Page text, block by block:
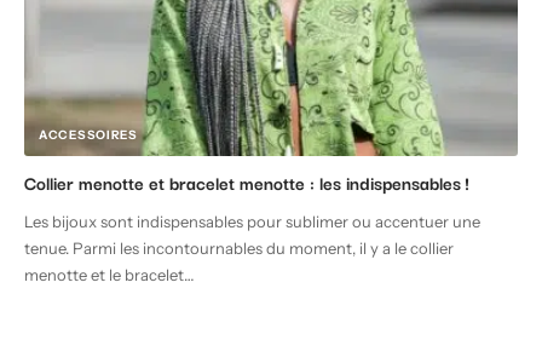
ACCESSOIRES
Collier menotte et bracelet menotte : les indispensables !
Les bijoux sont indispensables pour sublimer ou accentuer une
tenue. Parmi les incontournables du moment, il y a le collier
menotte et le bracelet…